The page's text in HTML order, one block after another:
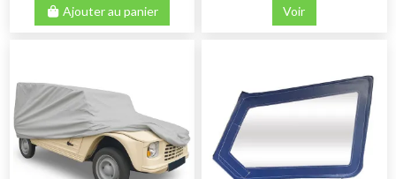
Ajouter au panier Voir